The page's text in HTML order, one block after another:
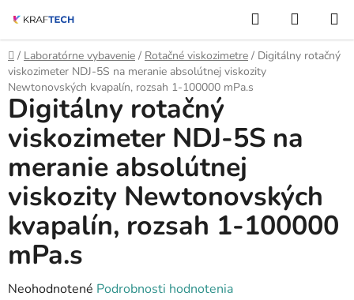
obsah
Hľadať
KOŠÍK
Domov
/ Laboratórne vybavenie / Rotačné viskozimetre / Digitálny rotačný
viskozimeter NDJ-5S na meranie absolútnej viskozity
Newtonovských kvapalín, rozsah 1-100000 mPa.s
Digitálny rotačný
viskozimeter NDJ-5S na
meranie absolútnej
viskozity Newtonovských
kvapalín, rozsah 1-100000
mPa.s
Priemerné
Neohodnotené Podrobnosti hodnotenia